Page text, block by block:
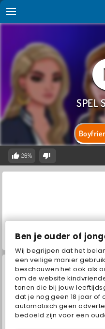
Ben je ouder of
Wij begrijpen dat het
een veilige manier
beschouwen het ook als
om de website
tonen die bij jouw
dat je nog geen 18 jaar of
automatisch geen
bedoeld zijn voor een
26%
VegaMix Da Vinci Puzzles